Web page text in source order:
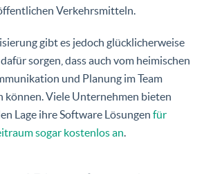
Verkehrsmitteln.
gibt es jedoch glücklicherweise
sorgen, dass auch vom heimischen
und Planung im Team
können. Viele Unternehmen bieten
Lage ihre Software Lösungen für
sogar kostenlos an.